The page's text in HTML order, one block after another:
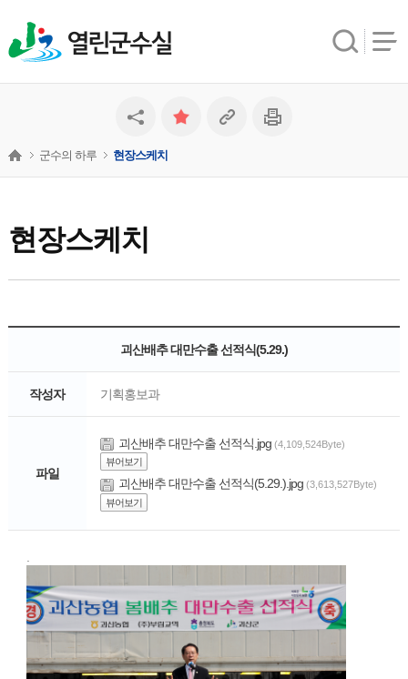
열린군수실
현장스케치
군수의 하루 현장스케치
괴산배추 대만수출 선적식(5.29.)
작성자 기획홍보과
파일
괴산배추 대만수출 선적식.jpg (4,109,524Byte)
뷰어보기
괴산배추 대만수출 선적식(5.29.).jpg (3,613,527Byte)
뷰어보기